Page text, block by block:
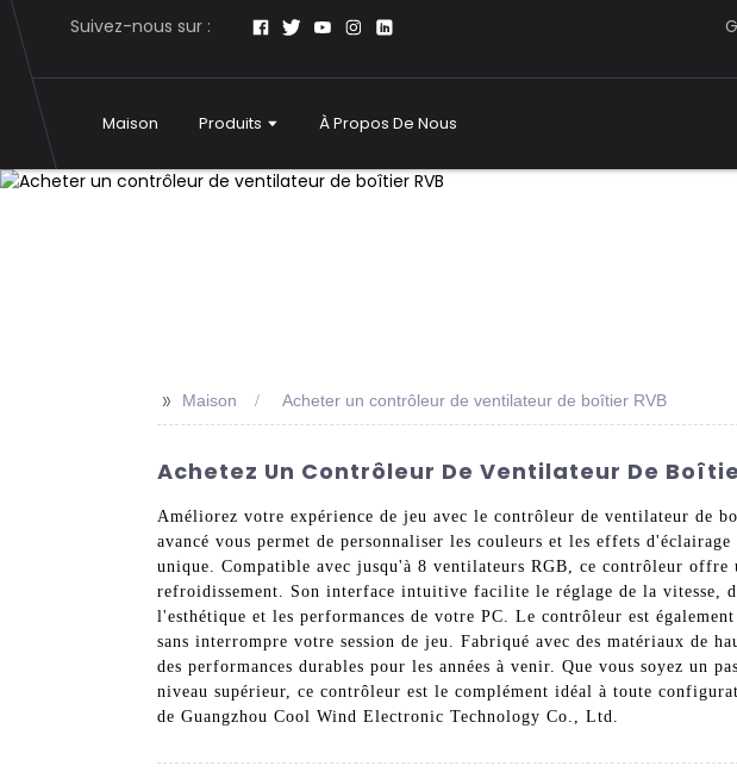
Suivez-nous sur :
Maison Produits À Propos De Nous
>> Maison Acheter un contrôleur de ventilateur de boîtier RVB
Achetez Un Contrôleur De Ventilateur De
Améliorez votre expérience de jeu avec le contrôleur de ventilateur de
avancé vous permet de personnaliser les couleurs et les effets
unique. Compatible avec jusqu'à 8 ventilateurs RGB, ce contrôleur
refroidissement. Son interface intuitive facilite le réglage de la vitesse,
l'esthétique et les performances de votre PC. Le contrôleur est
sans interrompre votre session de jeu. Fabriqué avec des matériaux de
des performances durables pour les années à venir. Que vous soyez un
niveau supérieur, ce contrôleur est le complément idéal à toute
de Guangzhou Cool Wind Electronic Technology Co., Ltd.